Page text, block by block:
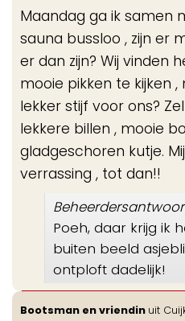
Maandag ga ik samen
sauna bussloo , zijn er
er dan zijn? Wij vinden
mooie pikken te kijken ,
lekker stijf voor ons?
lekkere billen , mooie
gladgeschoren kutje.
verrassing , tot dan!!
Poeh, daar krijg ik
buiten beeld
ontploft dadelijk!
Bootsman en vriendin uit